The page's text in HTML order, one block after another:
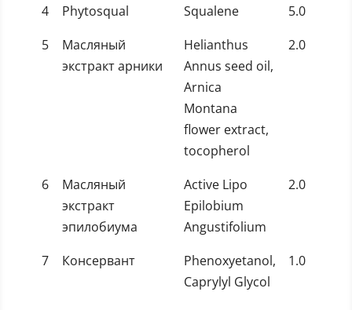
4 Phytosqual Squalene
5.0
5
Масляный
экстракт арники
Helianthus
Annus seed oil,
Arnica
Montana
flower extract,
tocopherol
2.0
6
Масляный
экстракт
эпилобиума
Active Lipo
Epilobium
Angustifolium
2.0
7 Консервант
Phenoxyetanol,
Caprylyl Glycol
1.0